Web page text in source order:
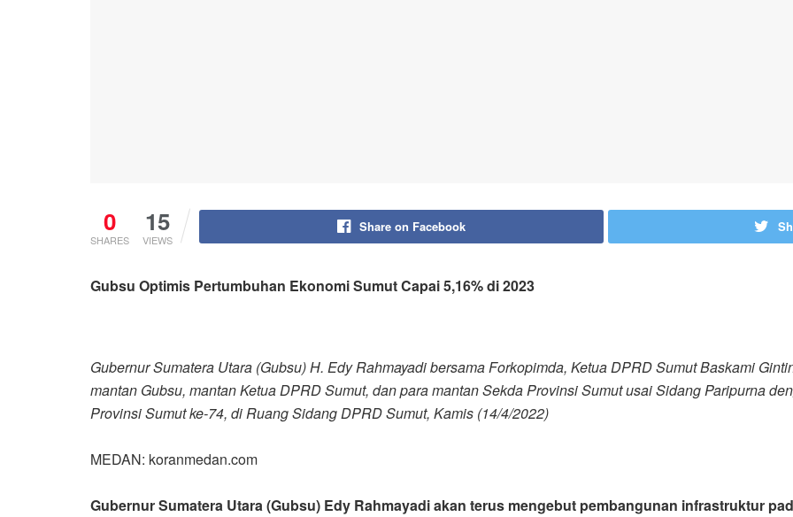
0
SHARES
15
VIEWS
Share on Facebook
Gubsu Optimis Pertumbuhan Ekonomi Sumut Capai 5,16% di 2023
Gubernur Sumatera Utara (Gubsu) H. Edy Rahmayadi bersama Forkopimda, Ketua DPRD Sumut Baskami
mantan Gubsu, mantan Ketua DPRD Sumut, dan para mantan Sekda Provinsi Sumut usai Sidang Paripurna
Provinsi Sumut ke-74, di Ruang Sidang DPRD Sumut, Kamis (14/4/2022)
MEDAN: koranmedan.com
Gubernur Sumatera Utara (Gubsu) Edy Rahmayadi akan terus mengebut pembangunan infrastruktur